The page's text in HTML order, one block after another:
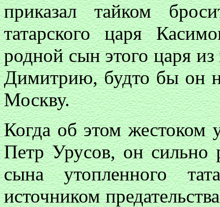
приказал тайком
татарского царя
родной сын этого царя
Димитрию, будто бы он
Москву.
Когда об этом жестоком
Петр Урусов, он сильно
сына утопленного
источником